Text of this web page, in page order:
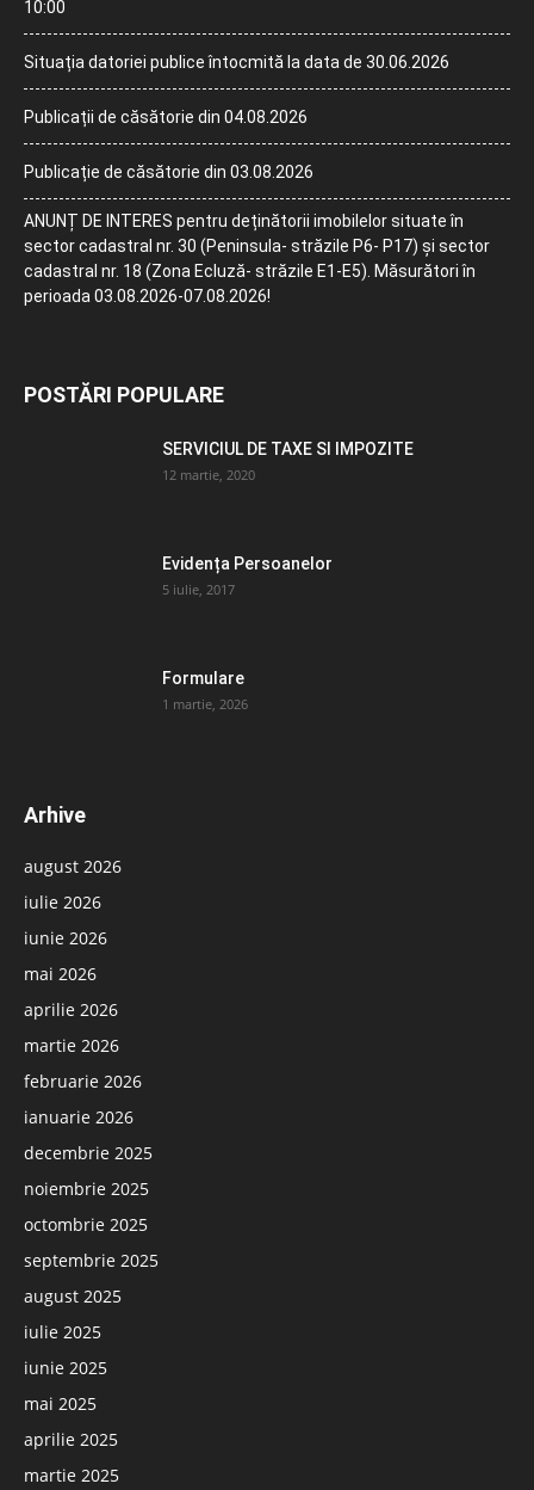
10:00
Situația datoriei publice întocmită la data de 30.06.2026
Publicații de căsătorie din 04.08.2026
Publicație de căsătorie din 03.08.2026
ANUNȚ DE INTERES pentru deținătorii imobilelor situate în
sector cadastral nr. 30 (Peninsula- străzile P6- P17) și sector
cadastral nr. 18 (Zona Ecluză- străzile E1-E5). Măsurători în
perioada 03.08.2026-07.08.2026!
POSTĂRI POPULARE
SERVICIUL DE TAXE SI IMPOZITE
12 martie, 2020
Evidența Persoanelor
5 iulie, 2017
Formulare
1 martie, 2026
Arhive
august 2026
iulie 2026
iunie 2026
mai 2026
aprilie 2026
martie 2026
februarie 2026
ianuarie 2026
decembrie 2025
noiembrie 2025
octombrie 2025
septembrie 2025
august 2025
iulie 2025
iunie 2025
mai 2025
aprilie 2025
martie 2025